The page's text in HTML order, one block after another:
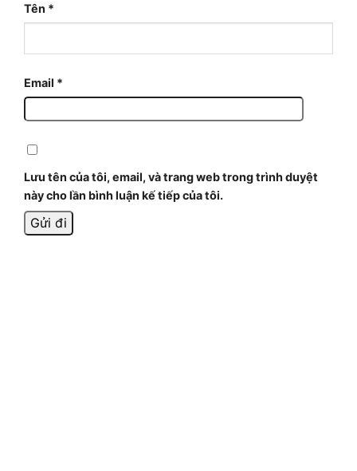
Tên *
Email *
Lưu tên của tôi, email, và trang web trong trình duyệt
này cho lần bình luận kế tiếp của tôi.